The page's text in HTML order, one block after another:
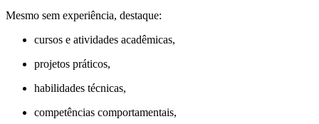
Mesmo sem experiência, destaque:
cursos e atividades acadêmicas,
projetos práticos,
habilidades técnicas,
competências comportamentais,